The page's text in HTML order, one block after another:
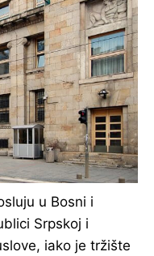
u Bosni i
Srpskoj i
iako je tržište